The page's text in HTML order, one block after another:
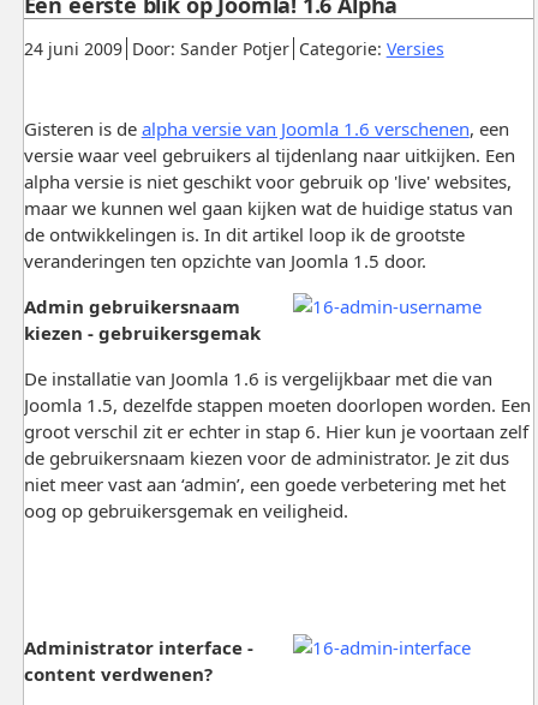
Gepubliceerd:
24 juni 2009. Door: Sander Potjer. Categorie: Versies.
Gisteren is de alpha versie van Joomla 1.6 verschenen, een
versie waar veel gebruikers al tijdenlang naar uitkijken. Een
alpha versie is niet geschikt voor gebruik op 'live' websites,
maar we kunnen wel gaan kijken wat de huidige status van
de ontwikkelingen is. In dit artikel loop ik de grootste
veranderingen ten opzichte van Joomla 1.5 door.
Admin gebruikersnaam
kiezen - gebruikersgemak
De installatie van Joomla 1.6 is vergelijkbaar met die van
Joomla 1.5, dezelfde stappen moeten doorlopen worden. Een
groot verschil zit er echter in stap 6. Hier kun je voortaan zelf
de gebruikersnaam kiezen voor de administrator. Je zit dus
niet meer vast aan ‘admin’, een goede verbetering met het
oog op gebruikersgemak en veiligheid.
Administrator interface -
content verdwenen?